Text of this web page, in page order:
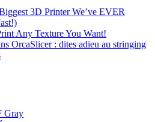
3D Printer We’ve EVER
Any Texture You Want!
OrcaSlicer : dites adieu au stringing
Gray